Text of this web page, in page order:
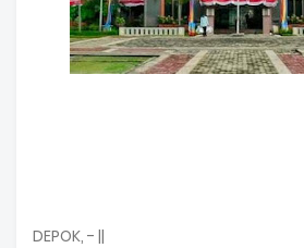
DEPOK, - ||